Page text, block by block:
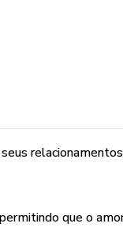
pois acredita que
nasque o